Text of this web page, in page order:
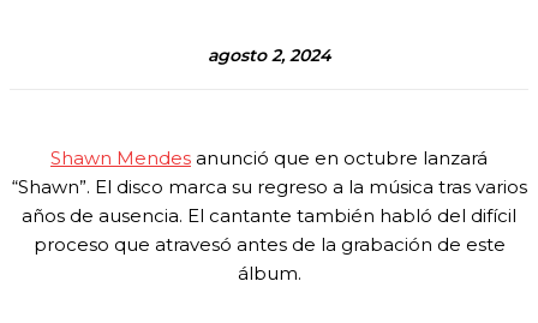
agosto 2, 2024
Shawn Mendes anunció que en octubre lanzará
“Shawn”. El disco marca su regreso a la música tras varios
años de ausencia. El cantante también habló del difícil
proceso que atravesó antes de la grabación de este
álbum.